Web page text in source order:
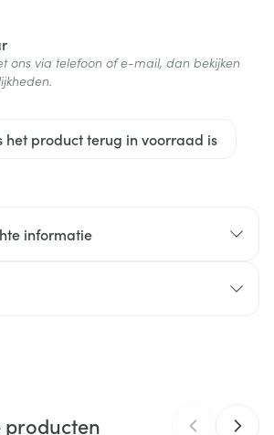
het product terug in voorraad is
ons via telefoon of e-mail, dan bekijken
informatie
mm
producten